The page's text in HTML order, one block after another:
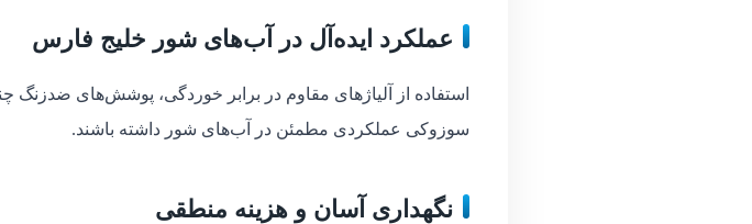
عملکرد ایده‌آل در آب‌های شور خلیج فارس
استفاده از آلیاژهای مقاوم در برابر خوردگی، پوشش‌های
سوزوکی عملکردی مطمئن در آب‌های شور داشته باشند.
نگهداری آسان و هزینه منطقی